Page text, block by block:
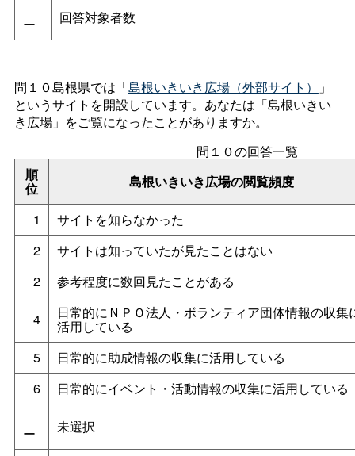
ー 回答対象者数
問１０島根県では「島根いきいき広場（外部サイト）
」
というサイトを開設しています。あなたは「島根いきい
き広場」をご覧になったことがありますか。
問１０の回答一覧
順
位 島根いきいき広場の閲覧頻度
1
サイトを知らなかった
2
サイトは知っていたが見たことはない
2
参考程度に数回見たことがある
4 日常的にＮＰＯ法人・ボランティア団体情報の収集
活用している
5
日常的に助成情報の収集に活用している
6
日常的にイベント・活動情報の収集に活用している
ー 未選択